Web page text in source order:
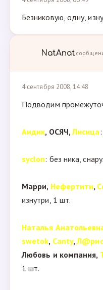
Безниковую, одну,
NatAnat
4 сентября 2008, 14:48
Подводим
Аидик, ОСЯЧ,Лисица
syclon: без ника,
Марри, Нефертити,
изнутри, 1 шт.
Наталья
swetok, Canty,
Любовь и компания,
1 шт.